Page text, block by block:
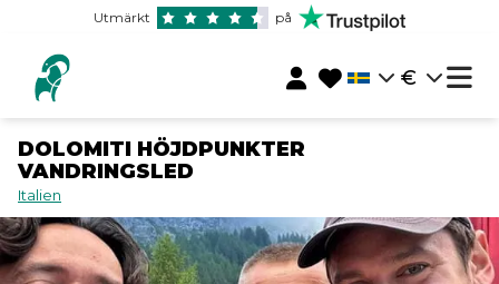
Utmärkt på
€
DOLOMITI HÖJDPUNKTER
VANDRINGSLED
Italien